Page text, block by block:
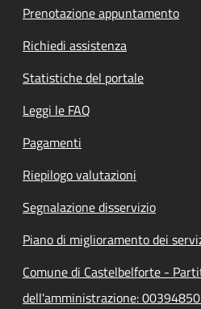
Prenotazione appuntamento
Richiedi assistenza
Statistiche del portale
Leggi le FAQ
Pagamenti
Riepilogo valutazioni
Segnalazione disservizio
Piano di miglioramento dei
Comune di Castelbelforte -
dell'amministrazione: